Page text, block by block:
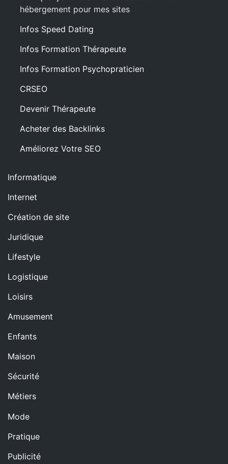
hébergement pour mes sites
Infos Speed Dating
Infos Formation Thérapeute
Infos Formation Psychopraticien
CRSEO
Devenir Thérapeute
Acheter des Backlinks
Améliorez Votre SEO
Informatique
Internet
Création de site
Juridique
Lifestyle
Logistique
Loisirs
Amusement
Enfants
Maison
Sécurité
Métiers
Mode
Pratique
Publicité